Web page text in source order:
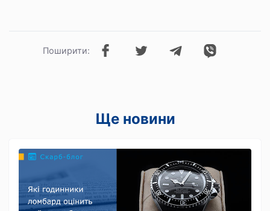
Поширити:
Ще новини